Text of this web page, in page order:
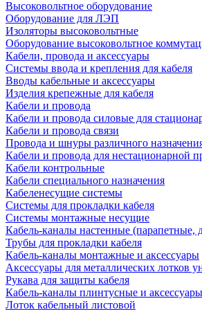
Высоковольтное оборудование
Оборудование для ЛЭП
Изоляторы высоковольтные
Оборудование высоковольтное
Кабели, провода и аксессуары
Системы ввода и крепления для кабеля
Вводы кабельные и аксессуары
Изделия крепежные для кабеля
Кабели и провода
Кабели и провода силовые для
Кабели и провода связи
Провода и шнуры различного
Кабели и провода для нестационарной
Кабели контрольные
Кабели специального назначения
Кабеленесущие системы
Системы для прокладки кабеля
Системы монтажные несущие
Кабель-каналы настенные
Трубы для прокладки кабеля
Кабель-каналы монтажные и аксессуары
Аксессуары для металлических лотков
Рукава для защиты кабеля
Кабель-каналы плинтусные и аксессуары
Лоток кабельный листовой